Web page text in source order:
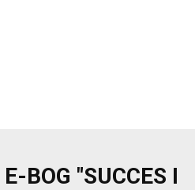
BOG "SUCCES I